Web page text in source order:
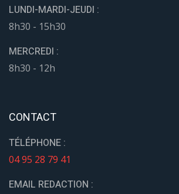
LUNDI-MARDI-JEUDI :
8h30 - 15h30
MERCREDI :
8h30 - 12h
CONTACT
TÉLÉPHONE :
04 95 28 79 41
EMAIL REDACTION :